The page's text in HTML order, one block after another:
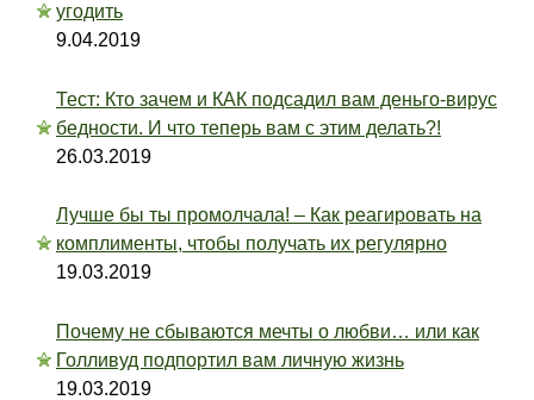
угодить
9.04.2019
Тест: Кто зачем и КАК подсадил вам деньго-вирус
бедности. И что теперь вам с этим делать?!
26.03.2019
Лучше бы ты промолчала! – Как реагировать на
комплименты, чтобы получать их регулярно
19.03.2019
Почему не сбываются мечты о любви… или как
Голливуд подпортил вам личную жизнь
19.03.2019